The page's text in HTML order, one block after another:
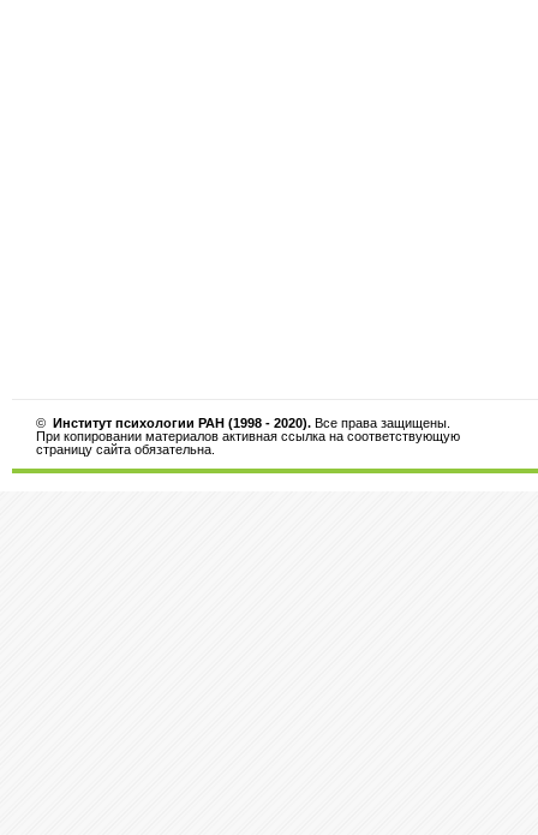
© Институт психологии РАН (1998 - 2020). Все права защищены.
При копировании материалов активная ссылка на соответствующую
страницу сайта обязательна.